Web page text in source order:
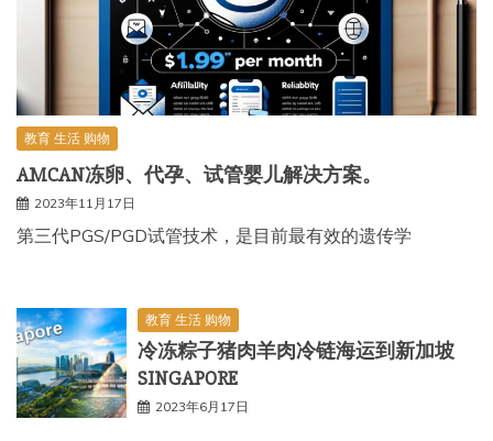
教育 生活 购物
AMCAN冻卵、代孕、试管婴儿解决方案。
2023年11月17日
第三代PGS/PGD试管技术，是目前最有效的遗传学
教育 生活 购物
冷冻粽子猪肉羊肉冷链海运到新加坡
SINGAPORE
2023年6月17日